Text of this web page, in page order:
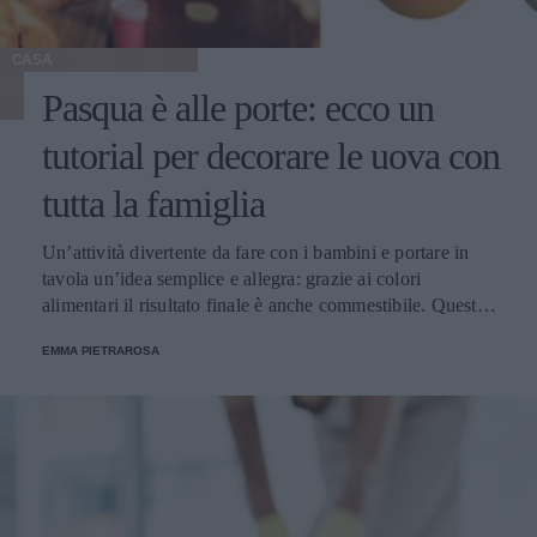
Pasqua è alle porte: ecco un
tutorial per decorare le uova con
tutta la famiglia
Un’attività divertente da fare con i bambini e portare in
tavola un’idea semplice e allegra: grazie ai colori
alimentari il risultato finale è anche commestibile. Questa è
oggi è molto sentita.
EMMA PIETRAROSA